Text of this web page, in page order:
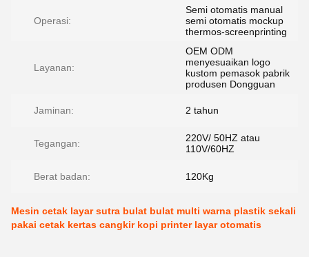
Operasi:
Semi otomatis manual
semi otomatis mockup
thermos-screenprinting
Layanan:
OEM ODM
menyesuaikan logo
kustom pemasok pabrik
produsen Dongguan
Jaminan: 2 tahun
Tegangan:
220V/ 50HZ atau
110V/60HZ
Berat badan: 120Kg
Mesin cetak layar sutra bulat bulat multi warna plastik sekali
pakai cetak kertas cangkir kopi printer layar otomatis